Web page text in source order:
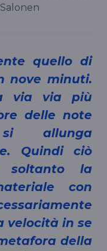
nove minuti.
via via più
delle note
allunga
Quindi ciò
la
con
velocità in se
della